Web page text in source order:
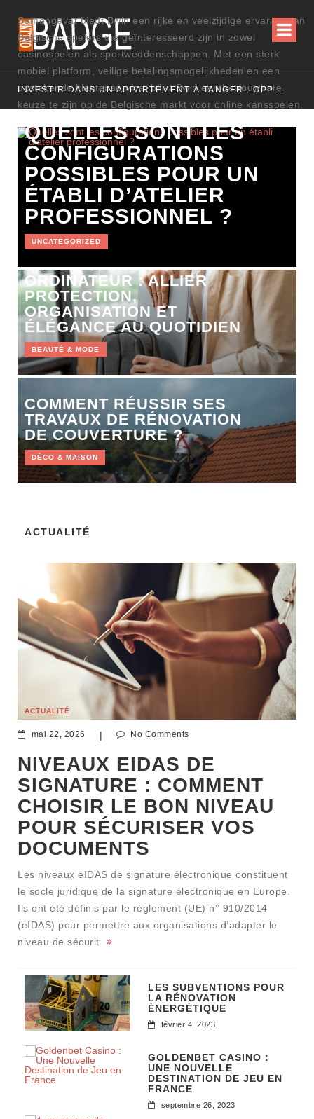
INVESTIR DANS UN APPARTEMENT À TANGER : OPPORTUNITÉS ET POINTS ESSENTIELS À CONNAÎTRE
QUELLES SONT LES
CONFIGURATIONS
POSSIBLES POUR UN
ÉTABLI D’ATELIER
PROFESSIONNEL ?
UNCATEGORIZED
LE SAC À DOS POUR
ORDINATEUR : ALLIER
PROTECTION,
ORGANISATION ET
ÉLÉGANCE AU QUOTIDIEN
BEAUTÉ & MODE
COMMENT RÉUSSIR SES
TRAVAUX DE RÉNOVATION
DE COUVERTURE ?
DÉCO & MAISON
ACTUALITÉ
ACTUALITÉ
mai 22, 2026 | No Comments
NIVEAUX EIDAS DE
SIGNATURE : COMMENT
CHOISIR LE BON NIVEAU
POUR SÉCURISER VOS
DOCUMENTS
Les niveaux eIDAS de signature électronique constituent
le socle juridique de la signature électronique en Europe.
Ils ont été définis par le règlement (UE) n° 910/2014
(eIDAS) pour permettre aux organisations d’adapter le
niveau de sécurit
LES SUBVENTIONS POUR
LA RÉNOVATION
ÉNERGÉTIQUE
février 4, 2023
GOLDENBET CASINO :
UNE NOUVELLE
DESTINATION DE JEU EN
FRANCE
septembre 26, 2023
Samengevat biedt Bwin een rijke en veelzijdige ervaring aan
Belgische spelers die geïnteresseerd zijn in zowel
casinospelen als sportweddenschappen. Met een sterk
mobiel platform, veilige betalingsmogelijkheden en een
uitstekende klantenservice, blijkt Bwin een betrouwbare
keuze te zijn op de Belgische markt voor online kansspelen.